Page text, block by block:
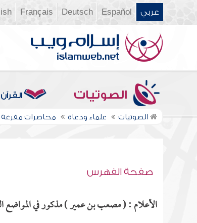
عربي Español
Deutsch
Français
الصوتيات
الصوتيات علماء ودعاة محاضرات مفرغة
صفحة الفهرس
الأعلام : ( مصعب بن عمير ) مذكور في المواضع